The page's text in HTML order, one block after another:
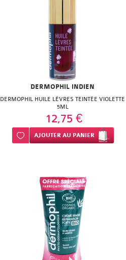
DERMOPHIL INDIEN
DERMOPHIL HUILE LÈVRES TEINTÉE VIOLETTE
5ML
12,75 €
Ajouter à ma liste d’envie
AJOUTERAU PANIER